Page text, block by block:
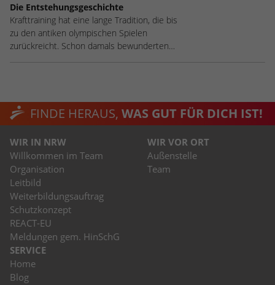
Die Entstehungsgeschichte
Krafttraining hat eine lange Tradition, die bis
zu den antiken olympischen Spielen
zurückreicht. Schon damals bewunderten…
FINDE HERAUS, WAS GUT FÜR DICH IST!
WIR IN NRW
Willkommen im Team
Organisation
Leitbild
Weiterbildungsauftrag
Schutzkonzept
REACT-EU
Meldungen gem. HinSchG
WIR VOR ORT
Außenstelle
Team
SERVICE
Home
Blog